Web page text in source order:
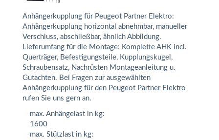
Anhängerkupplung für Peugeot Partner Elektro:
Anhängerkupplung horizontal abnehmbar, manueller
Verschluss, abschließbar, ähnlich Abbildung.
Lieferumfang für die Montage: Komplette AHK incl.
Querträger, Befestigungsteile, Kupplungskugel,
Schraubensatz, Nachrüsten Montageanleitung u.
Gutachten. Bei Fragen zur ausgewählten
Anhängerkupplung für den Peugeot Partner Elektro
rufen Sie uns gern an.
max. Anhängelast in kg:
1600
max. Stützlast in kg: